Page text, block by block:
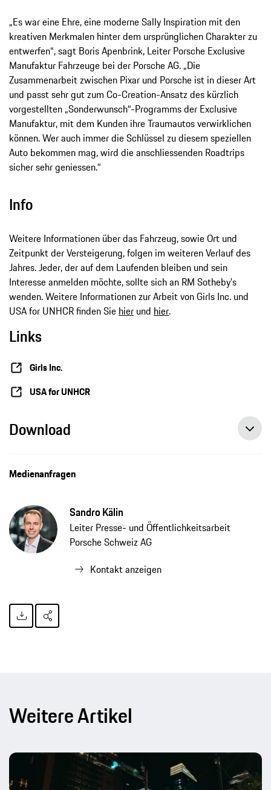
„Es war eine Ehre, eine moderne Sally Inspiration mit den
kreativen Merkmalen hinter dem ursprünglichen Charakter zu
entwerfen“, sagt Boris Apenbrink, Leiter Porsche Exclusive
Manufaktur Fahrzeuge bei der Porsche AG. „Die
Zusammenarbeit zwischen Pixar und Porsche ist in dieser Art
und passt sehr gut zum Co-Creation-Ansatz des kürzlich
vorgestellten „Sonderwunsch“-Programms der Exclusive
Manufaktur, mit dem Kunden ihre Traumautos verwirklichen
können. Wer auch immer die Schlüssel zu diesem speziellen
Auto bekommen mag, wird die anschliessenden Roadtrips
sicher sehr geniessen.“
Info
Weitere Informationen über das Fahrzeug, sowie Ort und
Zeitpunkt der Versteigerung, folgen im weiteren Verlauf des
Jahres. Jeder, der auf dem Laufenden bleiben und sein
Interesse anmelden möchte, sollte sich an RM Sotheby's
wenden. Weitere Informationen zur Arbeit von Girls Inc. und
USA for UNHCR finden Sie hier und hier.
Links
Girls Inc.
USA for UNHCR
Download
Medienanfragen
Sandro Kälin
Leiter Presse- und Öffentlichkeitsarbeit
Porsche Schweiz AG
Kontakt anzeigen
Weitere Artikel